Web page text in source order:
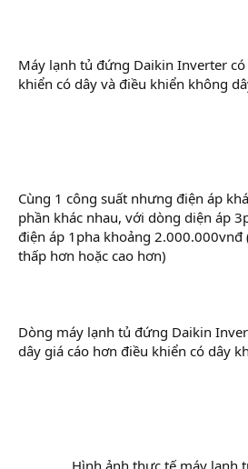
Máy lạnh tủ đứng Daikin Inverter
khiển có dây và điều khiển không
Cùng 1 công suất nhưng điện áp
phần khác nhau, với dòng diện áp
điện áp 1pha khoảng 2.000.000vnđ
thấp hơn hoặc cao hơn)
Dòng máy lạnh tủ đứng Daikin
dây giá cáo hơn điều khiển có dây
Hình ảnh thực tế máy lạnh